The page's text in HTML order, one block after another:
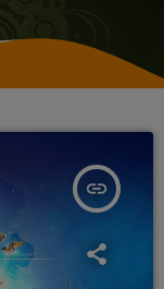
insert_link